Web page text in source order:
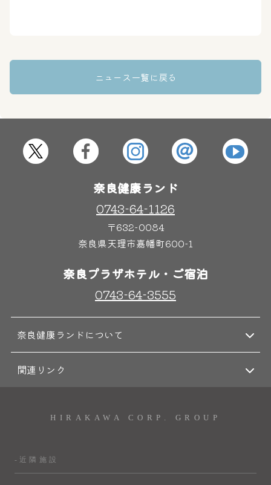
ニュース一覧に戻る
奈良健康ランド
0743-64-1126
〒632-0084
奈良県天理市嘉幡町600-1
奈良プラザホテル・ご宿泊
0743-64-3555
奈良健康ランドについて
関連リンク
HIRAKAWA CORP. GROUP
-近隣施設